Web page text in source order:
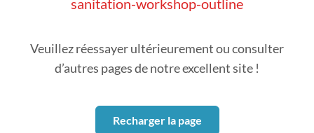
sanitation-workshop-outline
Veuillez réessayer ultérieurement ou consulter
d’autres pages de notre excellent site !
Recharger la page